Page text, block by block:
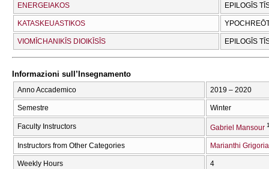
ENERGEIAKOS
EPILOGĪS
KATASKEUASTIKOS
VIOMĪCΗANIKĪS DIOIKĪSĪS EPILOGĪS
Informazioni sull’Insegnamento
Anno Accademico 2019 – 2020
Semestre Winter
Faculty Instructors Gabriel Mansour
Instructors from Other Categories Marianthi
Weekly Hours 4